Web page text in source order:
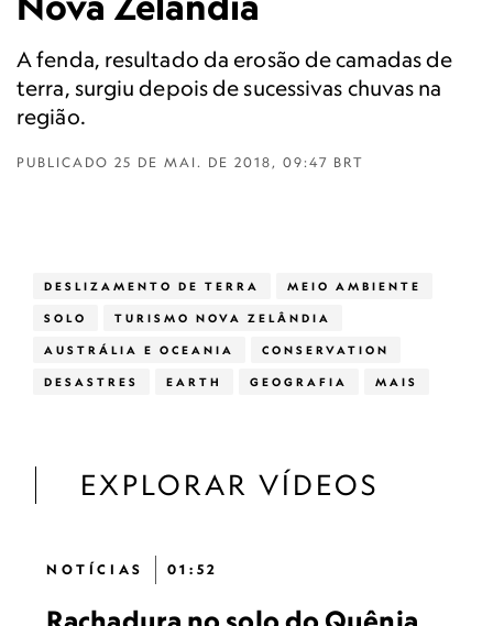
A fenda, resultado da erosão de camadas de
terra, surgiu depois de sucessivas chuvas na
região.
PUBLICADO 25 DE MAI. DE 2018, 09:47 BRT
DESLIZAMENTO DE TERRA MEIO AMBIENTE
SOLO TURISMO NOVA ZELÂNDIA
AUSTRÁLIA E OCEANIA CONSERVATION
DESASTRES EARTH GEOGRAFIA MAIS
EXPLORAR VÍDEOS
NOTÍCIAS 01:52